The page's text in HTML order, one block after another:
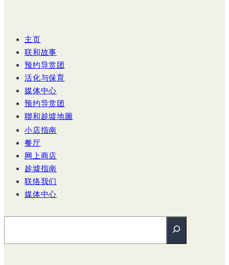
主页
联和故事
预约导赏团
活化与保育
媒体中心
预约导赏团
聯和趁墟地圖
小店指南
餐厅
网上商店
趁墟指南
联络我们
媒体中心